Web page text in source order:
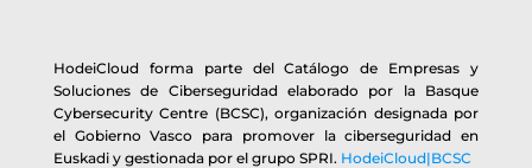
HodeiCloud forma parte del Catálogo de Empresas y
Soluciones de Ciberseguridad elaborado por la Basque
Cybersecurity Centre (BCSC), organización designada por
el Gobierno Vasco para promover la ciberseguridad en
Euskadi y gestionada por el grupo SPRI. HodeiCloud|BCSC